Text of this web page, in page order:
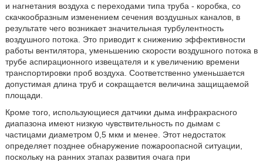
и нагнетания воздуха с переходами типа труба - коробка, со
скачкообразным изменением сечения воздушных каналов, в
результате чего возникает значительная турбулентность
воздушного потока. Это приводит к снижению эффективности
работы вентилятора, уменьшению скорости воздушного потока в
трубе аспирационного извещателя и к увеличению времени
транспортировки проб воздуха. Соответственно уменьшается
допустимая длина труб и сокращается величина защищаемой
площади.
Кроме того, использующиеся датчики дыма инфракрасного
диапазона имеют низкую чувствительность по дымам с
частицами диаметром 0,5 мкм и менее. Этот недостаток
определяет позднее обнаружение пожароопасной ситуации,
поскольку на ранних этапах развития очага при